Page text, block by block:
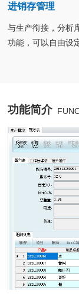
进销存管理
与生产衔接，分析
功能，可以自由设
功能简介